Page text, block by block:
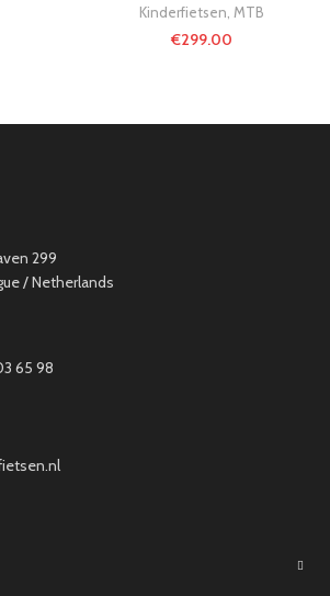
Kinderfietsen MTB
€299.00
299
/ Netherlands
65 98